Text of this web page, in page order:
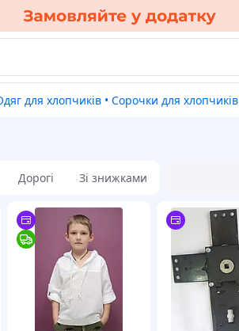
Одяг для хлопчиків • Сорочки для хлопчиків
Дорогі Зі знижками